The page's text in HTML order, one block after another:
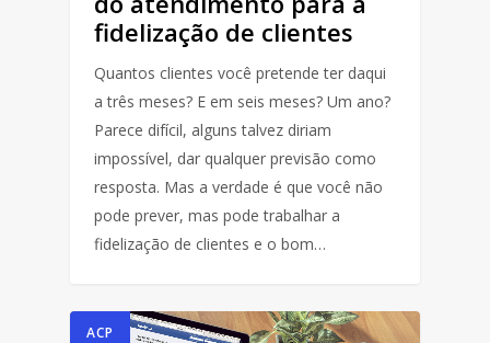
fidelização de clientes
Quantos clientes você pretende ter daqui
a três meses? E em seis meses? Um ano?
Parece difícil, alguns talvez diriam
impossível, dar qualquer previsão como
resposta. Mas a verdade é que você não
pode prever, mas pode trabalhar a
fidelização de clientes e o bom…
ACP